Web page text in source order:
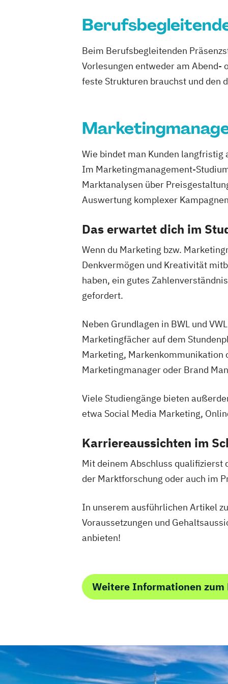
Beim Berufsbegleitenden
Vorlesungen entweder am Abend-
feste Strukturen brauchst und den
Wie bindet man Kunden langfristig
Im Marketingmanagement-
Marktanalysen über
Auswertung komplexer
Das erwartet dich im
Wenn du Marketing bzw.
Denkvermögen und Kreativität
haben, ein gutes
gefordert.
Neben Grundlagen in BWL und
Marketingfächer auf dem
Marketing,
Marketingmanager oder Brand
Viele Studiengänge bieten
etwa Social Media Marketing,
Karriereaussichten im
Mit deinem Abschluss qualifizierst
der Marktforschung oder auch im
In unserem ausführlichen Artikel
Voraussetzungen und
anbieten!
Weitere Informationen